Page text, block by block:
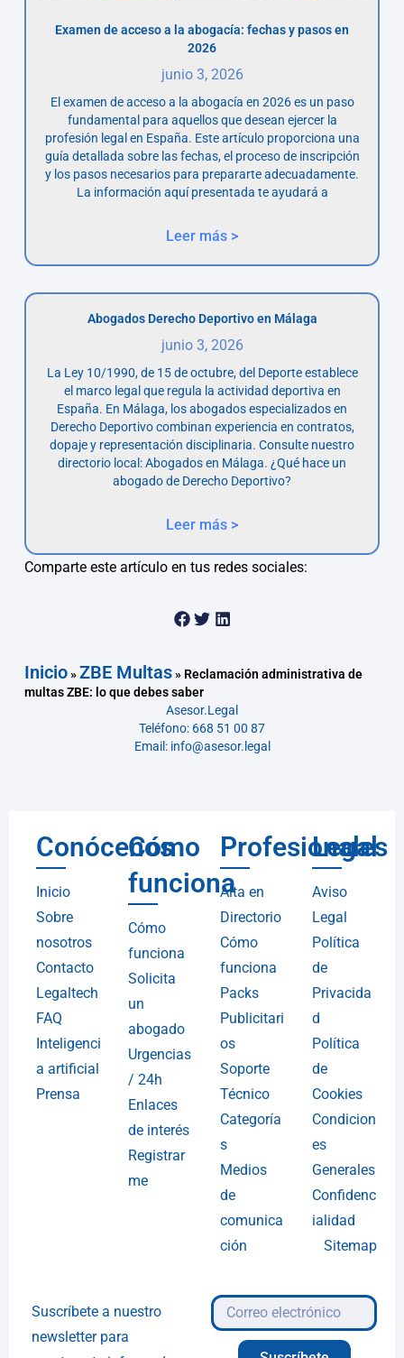
Examen de acceso a la abogacía: fechas y pasos en
2026
junio 3, 2026
El examen de acceso a la abogacía en 2026 es un paso
fundamental para aquellos que desean ejercer la
profesión legal en España. Este artículo proporciona una
guía detallada sobre las fechas, el proceso de inscripción
y los pasos necesarios para prepararte adecuadamente.
La información aquí presentada te ayudará a
Leer más >
Abogados Derecho Deportivo en Málaga
junio 3, 2026
La Ley 10/1990, de 15 de octubre, del Deporte establece
el marco legal que regula la actividad deportiva en
España. En Málaga, los abogados especializados en
Derecho Deportivo combinan experiencia en contratos,
dopaje y representación disciplinaria. Consulte nuestro
directorio local: Abogados en Málaga. ¿Qué hace un
abogado de Derecho Deportivo?
Leer más >
Comparte este artículo en tus redes sociales:
Inicio»ZBE Multas» Reclamación administrativa de
multas ZBE: lo que debes saber
Asesor.Legal
Teléfono: 668 51 00 87
Email: info@asesor.legal
Conócenos
Inicio
Sobre
nosotros
Contacto
Legaltech
FAQ
Inteligenci
a artificial
Prensa
Cómo
funciona
Cómo
funciona
Solicita
un
abogado
Urgencias
/ 24h
Enlaces
de interés
Registrar
me
Profesionales
Alta en
Directorio
Cómo
funciona
Packs
Publicitari
os
Soporte
Técnico
Categoría
s
Medios
de
comunica
ción
Legal
Aviso
Legal
Política
de
Privacida
d
Política
de
Cookies
Condicion
es
Generales
Confidenc
ialidad
Sitemap
Suscríbete a nuestro
newsletter para